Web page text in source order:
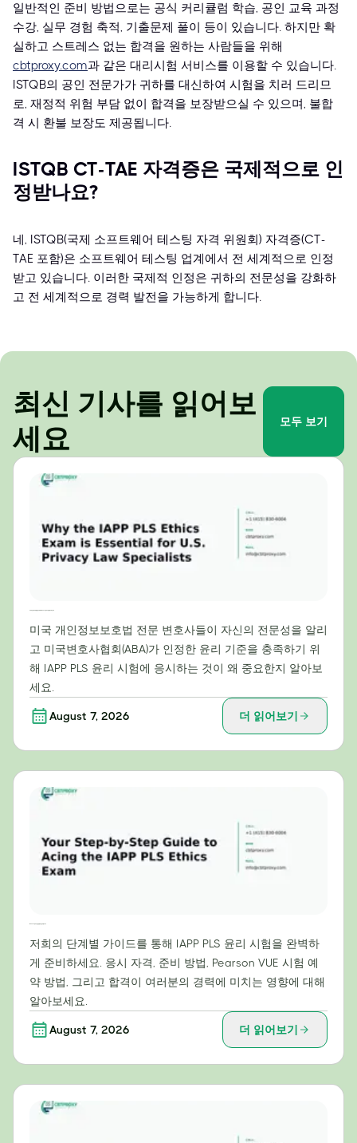
일반적인 준비 방법으로는 공식 커리큘럼 학습, 공인 교육 과정
수강, 실무 경험 축적, 기출문제 풀이 등이 있습니다. 하지만 확
실하고 스트레스 없는 합격을 원하는 사람들을 위해
cbtproxy.com과 같은 대리시험 서비스를 이용할 수 있습니다.
ISTQB의 공인 전문가가 귀하를 대신하여 시험을 치러 드리므
로, 재정적 위험 부담 없이 합격을 보장받으실 수 있으며, 불합
격 시 환불 보장도 제공됩니다.
ISTQB CT-TAE 자격증은 국제적으로 인
정받나요?
네, ISTQB(국제 소프트웨어 테스팅 자격 위원회) 자격증(CT-
TAE 포함)은 소프트웨어 테스팅 업계에서 전 세계적으로 인정
받고 있습니다. 이러한 국제적 인정은 귀하의 전문성을 강화하
고 전 세계적으로 경력 발전을 가능하게 합니다.
최신 기사를 읽어보
세요
모두 보기
미국 개인정보보호법 전문 변호사들이 자신의 전문성을 알리
고 미국변호사협회(ABA)가 인정한 윤리 기준을 충족하기 위
해 IAPP PLS 윤리 시험에 응시하는 것이 왜 중요한지 알아보
세요.
August 7, 2026 더 읽어보기
저희의 단계별 가이드를 통해 IAPP PLS 윤리 시험을 완벽하
게 준비하세요. 응시 자격, 준비 방법, Pearson VUE 시험 예
약 방법, 그리고 합격이 여러분의 경력에 미치는 영향에 대해
알아보세요.
August 7, 2026 더 읽어보기